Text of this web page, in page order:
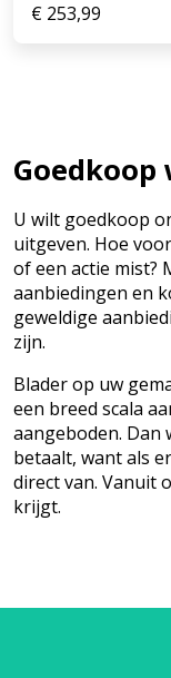
€ 253,99
Goedkoop
U wilt goedkoop
uitgeven. Hoe
of een actie mist?
aanbiedingen en
geweldige
zijn.
Blader op uw
een breed scala
aangeboden. Dan
betaalt, want als
direct van. Vanuit
krijgt.